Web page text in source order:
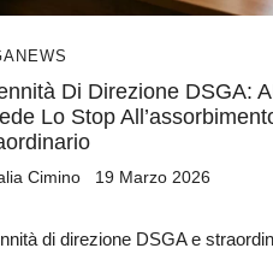
NEWS
Di Direzione DSGA:
Lo Stop
Cimino 19 Marzo 2026
di direzione DSGA e